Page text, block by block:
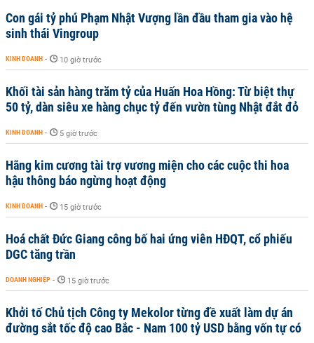
Con gái tỷ phú Phạm Nhật Vượng lần đầu tham gia vào hệ
sinh thái Vingroup
KINH DOANH - 10 giờ trước
Khối tài sản hàng trăm tỷ của Huấn Hoa Hồng: Từ biệt thự
50 tỷ, dàn siêu xe hàng chục tỷ đến vườn tùng Nhật đắt đỏ
KINH DOANH - 5 giờ trước
Hãng kim cương tài trợ vương miện cho các cuộc thi hoa
hậu thông báo ngừng hoạt động
KINH DOANH - 15 giờ trước
Hoá chất Đức Giang công bố hai ứng viên HĐQT, cổ phiếu
DGC tăng trần
DOANH NGHIỆP - 15 giờ trước
Khởi tố Chủ tịch Công ty Mekolor từng đề xuất làm dự án
đường sắt tốc độ cao Bắc - Nam 100 tỷ USD bằng vốn tự có